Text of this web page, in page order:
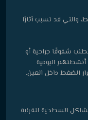
والتي قد تسبب آثارًا
شقوقًا جراحية أو
أنشطتهم اليومية
الضغط داخل العين.
السطحية للقرنية